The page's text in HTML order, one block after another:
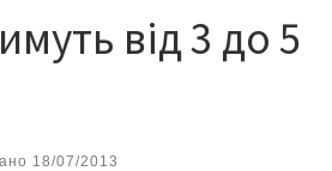
від 3 до 5
18/07/2013